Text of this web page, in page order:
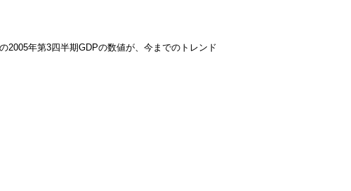
2005年第3四半期GDPの数値が、今までのトレンド